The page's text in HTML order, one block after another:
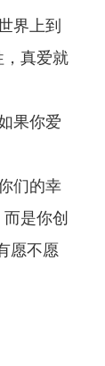
界上到
真爱就
果你爱
们的幸
是你创
愿不愿